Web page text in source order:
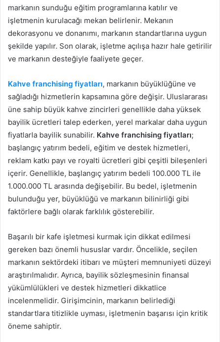
markanın sunduğu eğitim programlarına katılır ve
işletmenin kurulacağı mekan belirlenir. Mekanın
dekorasyonu ve donanımı, markanın standartlarına uygun
şekilde yapılır. Son olarak, işletme açılışa hazır hale getirilir
ve markanın desteğiyle faaliyete geçer.
Kahve franchising fiyatları, markanın büyüklüğüne ve
sağladığı hizmetlerin kapsamına göre değişir. Uluslararası
üne sahip büyük kahve zincirleri genellikle daha yüksek
bayilik ücretleri talep ederken, yerel markalar daha uygun
fiyatlarla bayilik sunabilir. Kahve franchising fiyatları;
başlangıç yatırım bedeli, eğitim ve destek hizmetleri,
reklam katkı payı ve royalti ücretleri gibi çeşitli bileşenleri
içerir. Genellikle, başlangıç yatırım bedeli 100.000 TL ile
1.000.000 TL arasında değişebilir. Bu bedel, işletmenin
bulunduğu yer, büyüklüğü ve markanın bilinirliği gibi
faktörlere bağlı olarak farklılık gösterebilir.
Başarılı bir kafe işletmesi kurmak için dikkat edilmesi
gereken bazı önemli hususlar vardır. Öncelikle, seçilen
markanın sektördeki itibarı ve müşteri memnuniyeti düzeyi
araştırılmalıdır. Ayrıca, bayilik sözleşmesinin finansal
yükümlülükleri ve destek hizmetleri dikkatlice
incelenmelidir. Girişimcinin, markanın belirlediği
standartlara titizlikle uyması, işletmenin başarısı için kritik
öneme sahiptir.